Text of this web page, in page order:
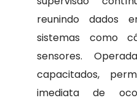
reunindo dados
sistemas como
sensores.
capacitados,
imediata de